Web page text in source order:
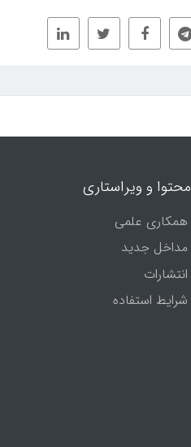
محتوا و ویراستاری
همکاری علمی
مداخل جدید
انتشارات
شرایط استفاده